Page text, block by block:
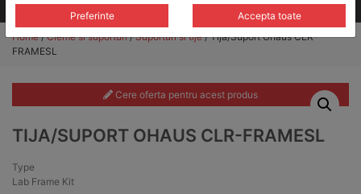
Toate produsele
Home/Cleme si suporturi/Suporturi si tije/ Tija/Suport Ohaus CLR-
FRAMESL
Cere oferta pentru acest produs
TIJA/SUPORT OHAUS CLR-FRAMESL
Type
Lab Frame Kit
Preferinte Accepta toate